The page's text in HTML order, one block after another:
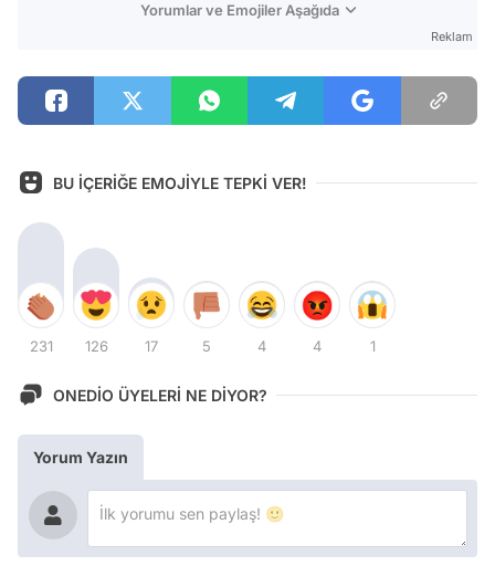
Yorumlar ve Emojiler Aşağıda
Reklam
BU İÇERİĞE EMOJİYLE TEPKİ VER!
231 126 17 5 4 4 1
ONEDİO ÜYELERİ NE DİYOR?
Yorum Yazın